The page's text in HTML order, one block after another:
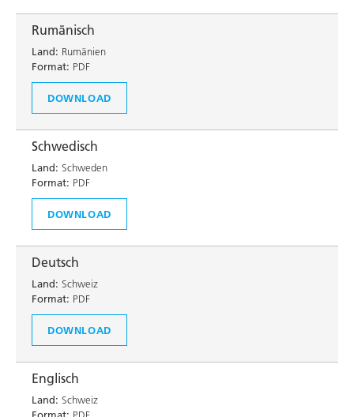
Rumänisch
Land: Rumänien
Format: PDF
DOWNLOAD
Schwedisch
Land: Schweden
Format: PDF
DOWNLOAD
Deutsch
Land: Schweiz
Format: PDF
DOWNLOAD
Englisch
Land: Schweiz